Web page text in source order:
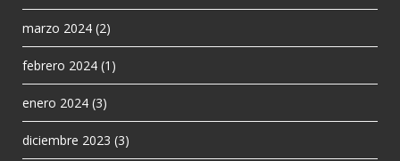
marzo 2024 (2)
febrero 2024 (1)
enero 2024 (3)
diciembre 2023 (3)